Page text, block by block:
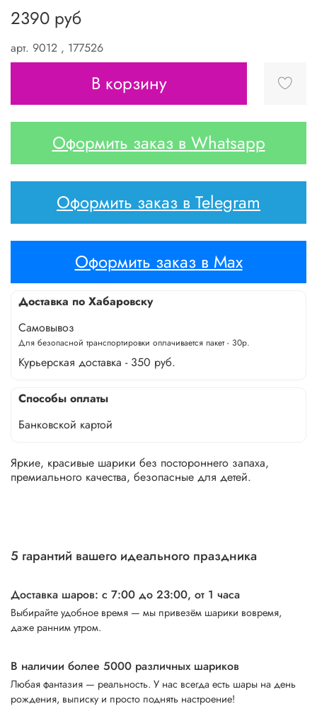
арт. 9012 , 177526
2390 руб
В корзину
Оформить заказ в Whatsapp
Оформить заказ в Telegram
Оформить заказ в Max
Доставка по Хабаровску
Самовывоз
Для безопасной транспортировки оплачивается пакет - 30р.
Курьерская доставка - 350 руб.
Способы оплаты
Банковской картой
Яркие, красивые шарики без постороннего запаха,
премиального качества, безопасные для детей.
5 гарантий вашего идеального праздника
Доставка шаров: с 7:00 до 23:00, от 1 часа
Выбирайте удобное время — мы привезём шарики вовремя,
даже ранним утром.
В наличии более 5000 различных шариков
Любая фантазия — реальность. У нас всегда есть шары на день
рождения, выписку и просто поднять настроение!